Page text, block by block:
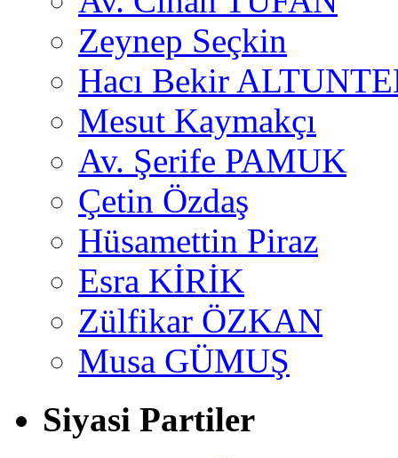
Zeynep Seçkin
Hacı Bekir
Mesut Kaymakçı
Av. Şerife PAMUK
Çetin Özdaş
Hüsamettin Piraz
Esra KİRİK
Zülfikar ÖZKAN
Musa GÜMUŞ
Siyasi Partiler